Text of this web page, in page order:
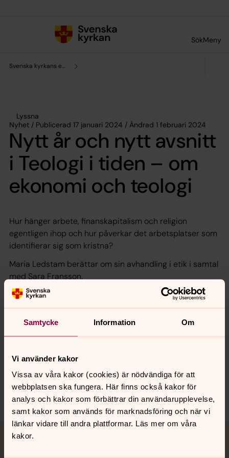
Samtycke Information Om
Vi använder kakor
Vissa av våra kakor (cookies) är nödvändiga för att
webbplatsen ska fungera. Här finns också kakor för
analys och kakor som förbättrar din användarupplevelse,
samt kakor som används för marknadsföring och när vi
länkar vidare till andra plattformar. Läs mer om våra
kakor.
SökMeny
Svenska kyrkans enhet för forskning och analys
Lyssna
Nyhet / Publicerad 17 januari 2024 / Ändrad 1 februari 2024
Nytt år och nytt avsnitt
i Teologi i tiden – om
ekonomi och teologi
Hur hänger arbete, finanskapitalism och religion
egentligen ihop och hur påverkar det arbetsplatser som
identifierar sig som kristna?
Maria Ledstam berättar om sin avhandling i etik i samtal
med Sara Fransson.
Teologi i tiden är en podd om olika samtidsteologiska
frågor från Svenska kyrkans enhet för forskning och
analys.
Avsnitt 54 av Teologi i tiden.
Dela
Tillbaka till toppen
Tillbaka till innehållet